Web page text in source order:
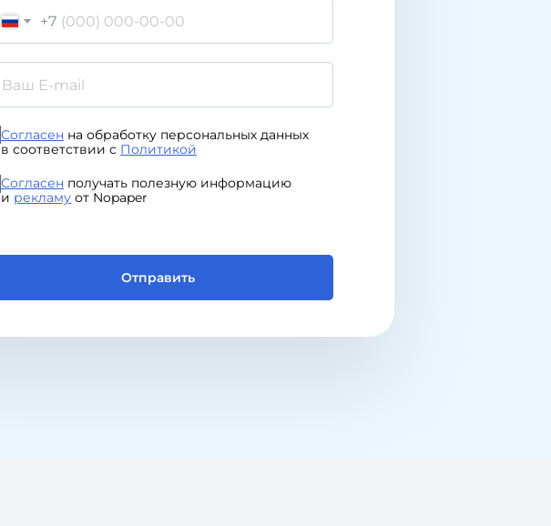
+7
Согласен на обработку персональных данных
в соответствии с Политикой
Согласен получать полезную информацию
и рекламу от Nopaper
Отправить